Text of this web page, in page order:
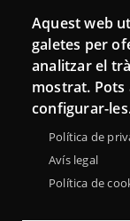
Conecta
Contacto
Hemeroteca
Aquest web
galetes per
analitzar el
mostrat. Pots
configurar-
Política de
Avís legal
Política de